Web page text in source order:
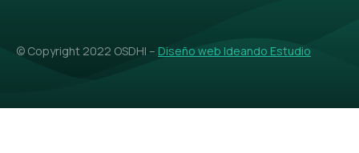
© Copyright 2022 OSDHI – Diseño web Ideando Estudio